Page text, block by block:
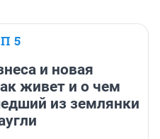
5
и новая
живет и о чем
из землянки